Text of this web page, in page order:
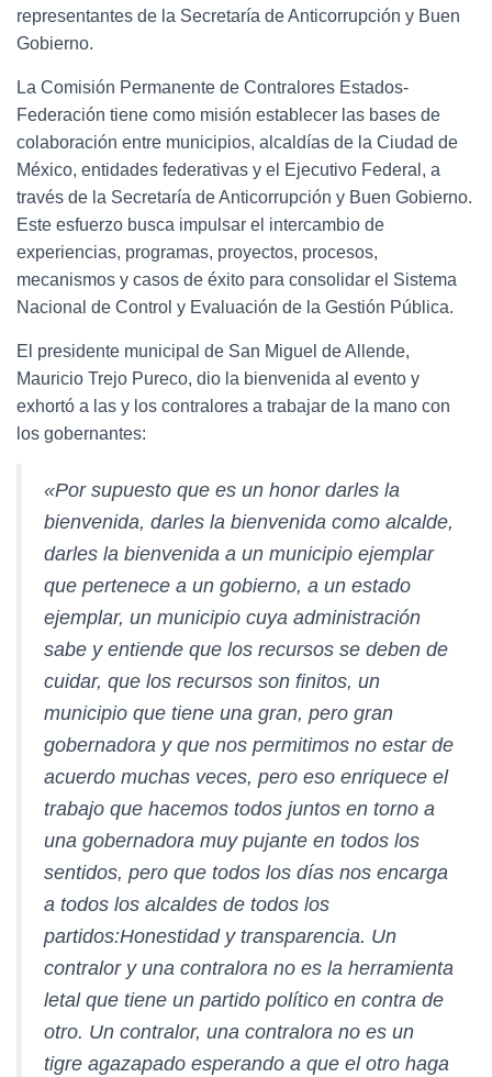
representantes de la Secretaría de Anticorrupción y Buen
Gobierno.
La Comisión Permanente de Contralores Estados-
Federación tiene como misión establecer las bases de
colaboración entre municipios, alcaldías de la Ciudad de
México, entidades federativas y el Ejecutivo Federal, a
través de la Secretaría de Anticorrupción y Buen Gobierno.
Este esfuerzo busca impulsar el intercambio de
experiencias, programas, proyectos, procesos,
mecanismos y casos de éxito para consolidar el Sistema
Nacional de Control y Evaluación de la Gestión Pública.
El presidente municipal de San Miguel de Allende,
Mauricio Trejo Pureco, dio la bienvenida al evento y
exhortó a las y los contralores a trabajar de la mano con
los gobernantes:
«Por supuesto que es un honor darles la
bienvenida, darles la bienvenida como alcalde,
darles la bienvenida a un municipio ejemplar
que pertenece a un gobierno, a un estado
ejemplar, un municipio cuya administración
sabe y entiende que los recursos se deben de
cuidar, que los recursos son finitos, un
municipio que tiene una gran, pero gran
gobernadora y que nos permitimos no estar de
acuerdo muchas veces, pero eso enriquece el
trabajo que hacemos todos juntos en torno a
una gobernadora muy pujante en todos los
sentidos, pero que todos los días nos encarga
a todos los alcaldes de todos los
partidos:Honestidad y transparencia. Un
contralor y una contralora no es la herramienta
letal que tiene un partido político en contra de
otro. Un contralor, una contralora no es un
tigre agazapado esperando a que el otro haga